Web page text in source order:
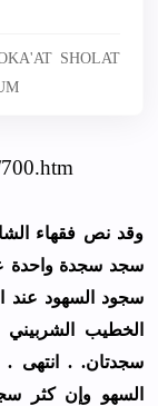
SHOLAT
ﻭﻗﺪ ﻧﺺ ﻓﻘﻬﺎﺀ
ﺳﺠﺪ ﺳﺠﺪﺓ ﻭﺍﺣﺪﺓ
ﺳﺠﻮﺩ ﺍﻟﺴﻬﻮﺩ ﻋﻨﺪ
ﺍﻟﺨﻄﻴﺐ
ﺳﺠﺪﺗﺎﻥ. . ﺍﻧﺘﻬﻰ .
ﺍﻟﺴﻬﻮ ﻭﺇﻥ ﻛﺜﺮ